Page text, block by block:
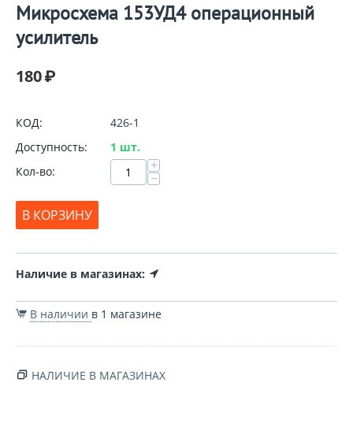
Микросхема 153УД4 операционный
усилитель
180₽
КОД:
426-1
Доступность:
1 шт.
Кол-во:
+
−
В КОРЗИНУ
Наличие в магазинах:
В наличии в 1 магазине
НАЛИЧИЕ В МАГАЗИНАХ